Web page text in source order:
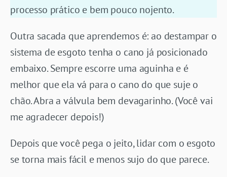
processo prático e bem pouco nojento.
Outra sacada que aprendemos é: ao destampar o
sistema de esgoto tenha o cano já posicionado
embaixo. Sempre escorre uma aguinha e é
melhor que ela vá para o cano do que suje o
chão. Abra a válvula bem devagarinho. (Você vai
me agradecer depois!)
Depois que você pega o jeito, lidar com o esgoto
se torna mais fácil e menos sujo do que parece.